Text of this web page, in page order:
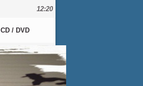
12:20
CD / DVD